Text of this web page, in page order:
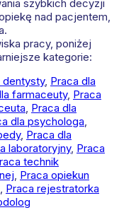
szybkich decyzji
nad pacjentem,
pracy, poniżej
kategorie:
dentysty, Praca dla
farmaceuty, Praca
, Praca dla
dla psychologa,
, Praca dla
laboratoryjny, Praca
technik
, Praca opiekun
, Praca rejestratorka